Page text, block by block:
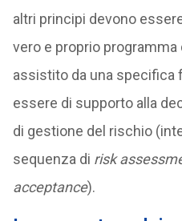
altri principi devono
vero e proprio
assistito da una specifica
essere di supporto alla
di gestione del rischio
sequenza di risk
acceptance).